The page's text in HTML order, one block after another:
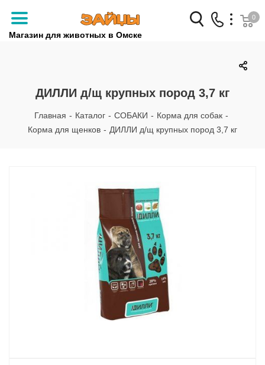
Магазин для животных в Омске
Заказать звонок
+7 (3812) 79-04-04
+7 (950) 959-88-32
0
ДИЛЛИ д/щ крупных пород 3,7 кг
Главная - Каталог - СОБАКИ - Корма для собак -
Корма для щенков - ДИЛЛИ д/щ крупных пород 3,7 кг